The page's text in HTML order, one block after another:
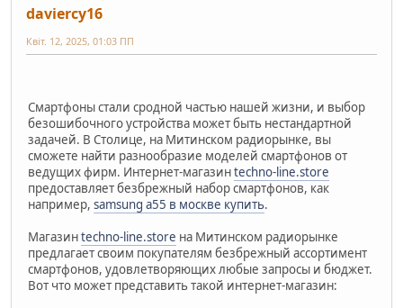
daviercy16
Квіт. 12, 2025, 01:03 ПП
Смартфоны стали сродной частью нашей жизни, и выбор
безошибочного устройства может быть нестандартной
задачей. В Столице, на Митинском радиорынке, вы
сможете найти разнообразие моделей смартфонов от
ведущих фирм. Интернет-магазинtechno-line.store
предоставляет безбрежный набор смартфонов, как
например, samsung a55 в москве купить.
Магазинtechno-line.store на Митинском радиорынке
предлагает своим покупателям безбрежный ассортимент
смартфонов, удовлетворяющих любые запросы и бюджет.
Вот что может представить такой интернет-магазин: